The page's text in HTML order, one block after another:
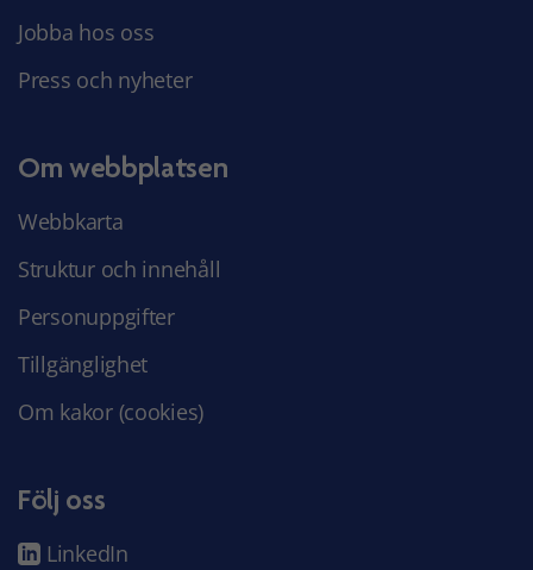
Jobba hos oss
Press och nyheter
Om webbplatsen
Webbkarta
Struktur och innehåll
Personuppgifter
Tillgänglighet
Om kakor (cookies)
Följ oss
LinkedIn